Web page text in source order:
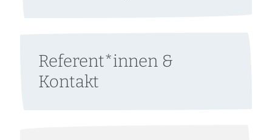
Referent*innen &
Kontakt